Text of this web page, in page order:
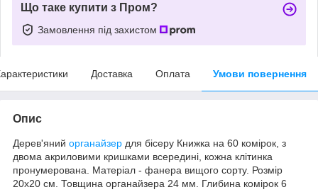
Що таке купити з Пром?
Замовлення під захистом
Доставка Оплата Умови повернення
Опис
Дерев'яний органайзер для бісеру Книжка на 60 комірок, з
двома акриловими кришками всередині, кожна клітинка
пронумерована. Матеріал - фанера вищого сорту. Розмір
20х20 см. Товщина органайзера 24 мм. Глибина комірок 6